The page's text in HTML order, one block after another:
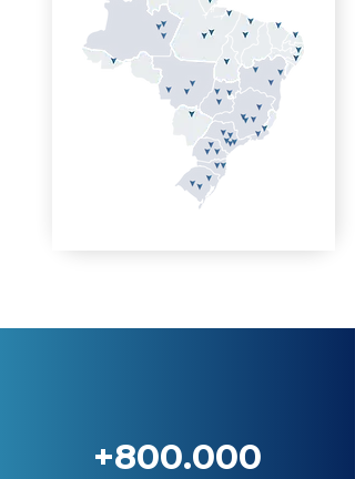
+800.000